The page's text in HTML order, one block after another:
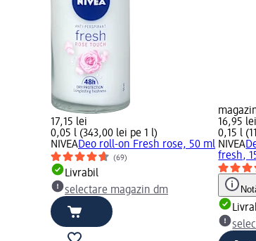
17,15 lei
0,05 l (343,00 lei pe 1 l)
NIVEADeo roll-on Fresh rose, 50 ml
(69)
Livrabil
selectare magazin dm
16,95 lei
0,15 l
NIVEA
fresh,